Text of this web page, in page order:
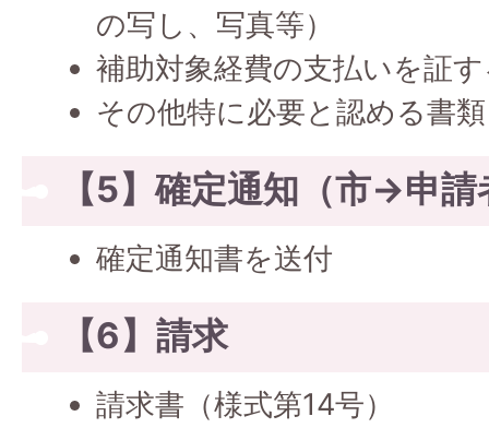
の写し、写真等）
補助対象経費の支払いを証
その他特に必要と認める書類
【5】確定通知（市→申請
確定通知書を送付
【6】請求
請求書（様式第14号）